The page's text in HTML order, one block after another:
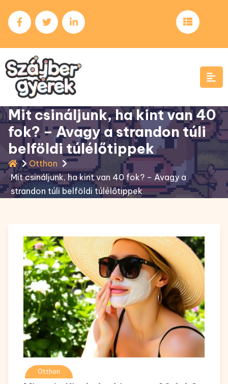
to
content
Mit csináljunk, ha kint van 40
fok? – Avagy a strandon túli
belföldi túlélőtippek
Otthon
Mit csináljunk, ha kint van 40 fok? – Avagy a
strandon túli belföldi túlélőtippek
Otthon